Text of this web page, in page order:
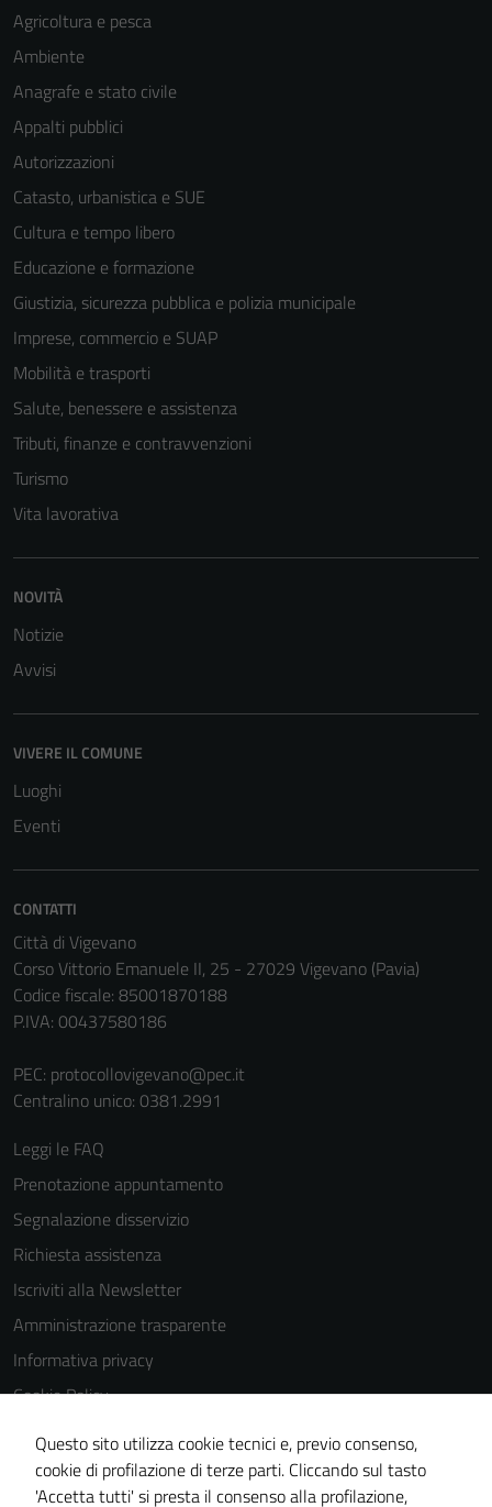
Agricoltura e pesca
Ambiente
Anagrafe e stato civile
Appalti pubblici
Autorizzazioni
Catasto, urbanistica e SUE
Cultura e tempo libero
Educazione e formazione
Giustizia, sicurezza pubblica e polizia municipale
Imprese, commercio e SUAP
Mobilità e trasporti
Salute, benessere e assistenza
Tributi, finanze e contravvenzioni
Turismo
Vita lavorativa
NOVITÀ
Notizie
Avvisi
VIVERE IL COMUNE
Luoghi
Eventi
CONTATTI
Città di Vigevano
Corso Vittorio Emanuele II, 25 - 27029 Vigevano (Pavia)
Codice fiscale: 85001870188
P.IVA: 00437580186
PEC: protocollovigevano@pec.it
Centralino unico: 0381.2991
Leggi le FAQ
Prenotazione appuntamento
Segnalazione disservizio
Richiesta assistenza
Iscriviti alla Newsletter
Amministrazione trasparente
Informativa privacy
Cookie Policy
Media policy
Note legali
Dichiarazione di accessibilità
Questo sito utilizza cookie tecnici e, previo consenso,
cookie di profilazione di terze parti. Cliccando sul tasto
'Accetta tutti' si presta il consenso alla profilazione,